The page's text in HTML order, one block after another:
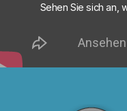
Sehen Sie sich an,